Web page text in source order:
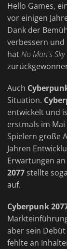
Hello Games,
vor einigen
Dank der
verbessern und
hatNo Man's Sky
Auch
Situation.
entwickelt und
erstmals im
Spielern große
Jahren
Erwartungen
2077 stellte
auf.
Cyberpunk
aber sein
fehlte an